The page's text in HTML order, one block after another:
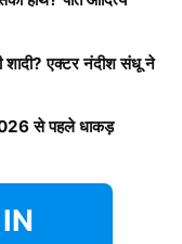
की शादी में
संधू ने बताया
मिस मालिनी को
के आरोपों पर
को उनका पक्ष रखने
शादी? एक्टर नंदीश संधू ने
से पहले धाकड़